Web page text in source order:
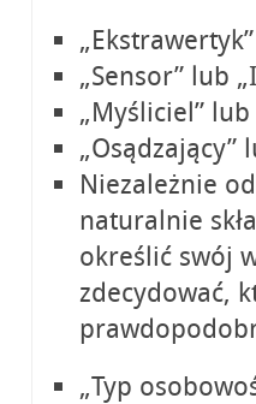
„Sensor” lub
„Myśliciel” lub
„Osądzający”
Niezależnie
naturalnie
określić swój
zdecydować,
„Typ